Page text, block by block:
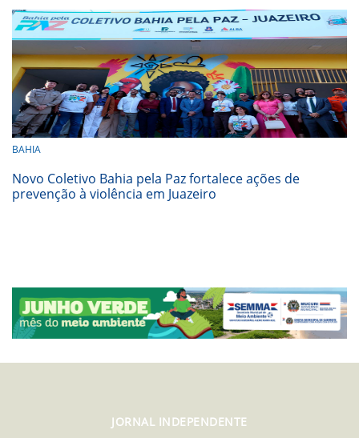
BAHIA
Novo Coletivo Bahia pela Paz fortalece ações de
prevenção à violência em Juazeiro
JORNAL INDEPENDENTE